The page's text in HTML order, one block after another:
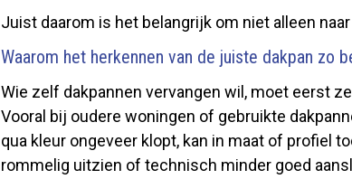
Juist daarom is het belangrijk om niet alleen
Waarom het herkennen van de juiste dakpan zo
Wie zelf dakpannen vervangen wil, moet eerst
Vooral bij oudere woningen of gebruikte
qua kleur ongeveer klopt, kan in maat of profiel
rommelig uitzien of technisch minder goed